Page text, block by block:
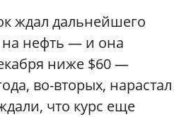
ждал дальнейшего
нефть — и она
ниже $60 —
во-вторых, нарастал
что курс еще